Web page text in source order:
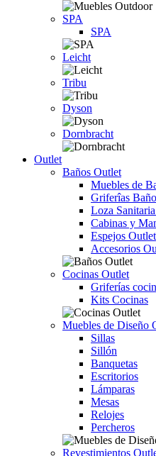
SPA
SPA
Leicht
Tribu
Dyson
Dornbracht
Outlet
Baños Outlet
Muebles de
Griferîas
Loza
Cabinas y
Espejos Outlet
Accesorios
Cocinas Outlet
Griferías
Kits Cocinas
Muebles de Diseño
Sillas
Sillón
Banquetas
Escritorios
Lámparas
Mesas
Relojes
Percheros
Revestimientos